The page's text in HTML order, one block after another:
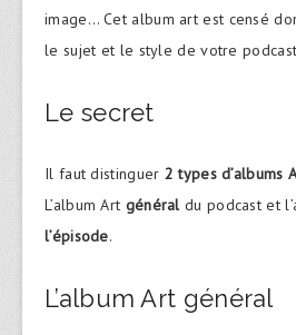
image… Cet album art est censé
le sujet et le style de votre
Le secret
Il faut distinguer 2 types d’albums
L’album Art généraldu podcast et
l’épisode.
L’album Art général